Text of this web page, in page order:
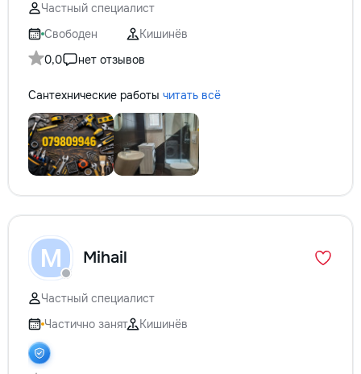
Частный специалист
Свободен
Кишинёв
0,0
нет отзывов
Сантехнические работы читать всё
M Mihail
Частный специалист
Частично занят
Кишинёв